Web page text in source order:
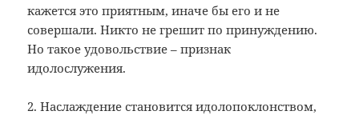
кажется это приятным, иначе бы его и не
совершали. Никто не грешит по принуждению.
Но такое удовольствие – признак
идолослужения.
2. Наслаждение становится идолопоклонством,